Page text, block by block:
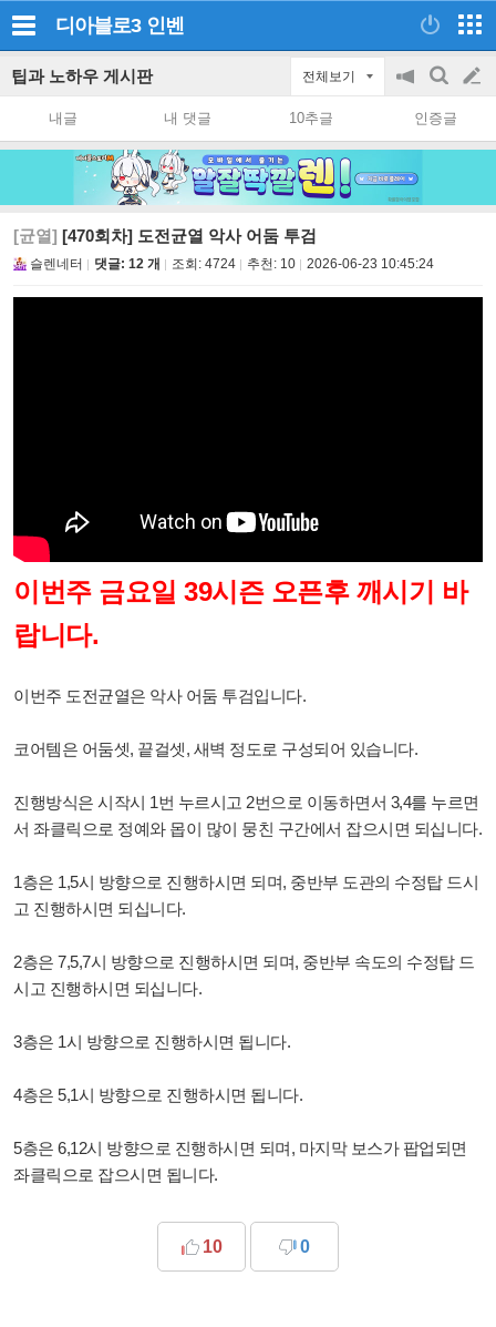
디아블로3 인벤
팁과 노하우 게시판 전체보기
공
on/off
검
색
글
쓰
내글 내 댓글 10추글 인증글
[균열] [470회차] 도전균열 악사 어둠 투검
슬렌네터 댓글: 12 개 조회: 4724 추천: 10 2026-06-23 10:45:24
이번주 금요일 39시즌 오픈후 깨시기 바
랍니다.
이번주 도전균열은 악사 어둠 투검입니다.
코어템은 어둠셋, 끝걸셋, 새벽 정도로 구성되어 있습니다.
진행방식은 시작시 1번 누르시고 2번으로 이동하면서 3,4를 누르면
서 좌클릭으로 정예와 몹이 많이 뭉친 구간에서 잡으시면 되십니다.
1층은 1,5시 방향으로 진행하시면 되며, 중반부 도관의 수정탑 드시
고 진행하시면 되십니다.
2층은 7,5,7시 방향으로 진행하시면 되며, 중반부 속도의 수정탑 드
시고 진행하시면 되십니다.
3층은 1시 방향으로 진행하시면 됩니다.
4층은 5,1시 방향으로 진행하시면 됩니다.
5층은 6,12시 방향으로 진행하시면 되며, 마지막 보스가 팝업되면
좌클릭으로 잡으시면 됩니다.
10 0